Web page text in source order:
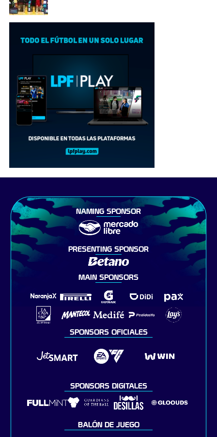
NAMING SPONSOR
PRESENTING SPONSOR
MAIN SPONSORS
SPONSORS OFICIALES
SPONSORS DIGITALES
BALÓN DE JUEGO